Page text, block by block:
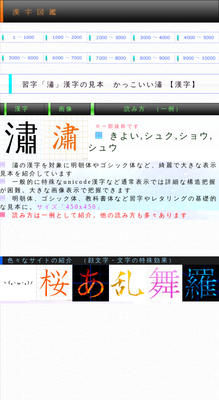
習字「潚」漢字の見本 かっこいい潚 【漢字】
漢字 画像 読み方 （一例）
潚 ※一部抜粋です
きよい,シュク,ショウ,
シュウ
潚 の漢字を対象に明朝体やゴシック体など、綺麗で大きな表示
見本を紹介しています
一般的に特殊なunicode漢字など通常表示では詳細な構造把握
が困難。大きな画像表示で把握できます
明朝体、ゴシック体、教科書体など習字やレタリングの基礎的
な見本に。 サイズ「 450x450 」
読み方は一例として紹介。他の読み方も多々あります
色々なサイトの紹介 （顔文字・文字の特殊効果）